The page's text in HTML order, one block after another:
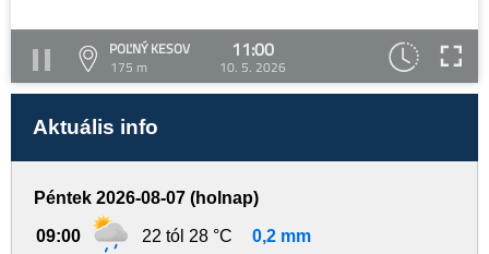
POĽNÝ KESOV
175 m
11:00
10. 5. 2026
Aktuális info
Péntek 2026-08-07 (holnap)
09:00 22 tól 28 °C 0,2 mm